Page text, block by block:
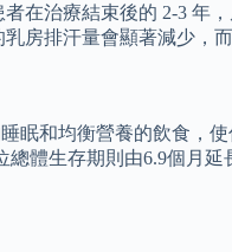
在治療結束後的 2-3 年
房排汗量會顯著減少，
和均衡營養的飲食，
體生存期則由6.9個月